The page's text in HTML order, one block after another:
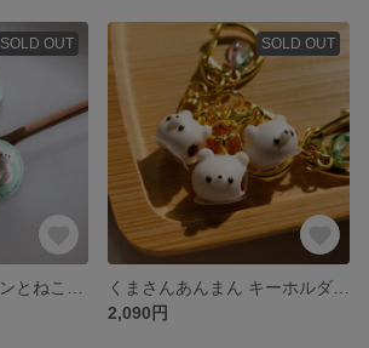
SOLD OUT SOLD OUT
2,090円